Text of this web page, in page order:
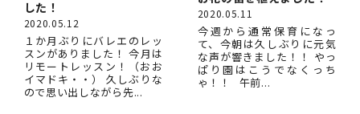
した！
2020.05.12
１か月ぶりにバレエのレッ
スンがありました！ 今月は
リモートレッスン！（おお
イマドキ・・） 久しぶりな
ので思い出しながら先...
2020.05.11
今週から通常保育になっ
て、今朝は久しぶりに元気
な声が響きました！！ やっ
ぱり園はこうでなくっち
ゃ！！ 午前...